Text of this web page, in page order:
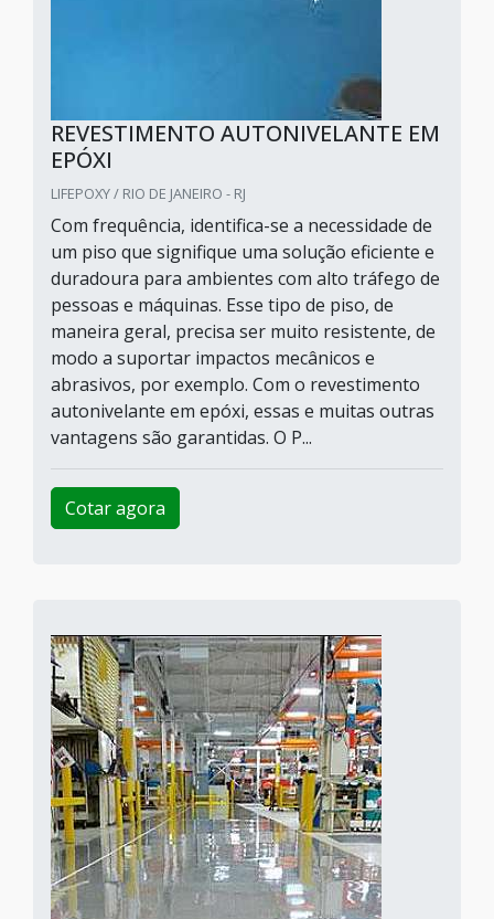
REVESTIMENTO AUTONIVELANTE EM
EPÓXI
LIFEPOXY / RIO DE JANEIRO - RJ
Com frequência, identifica-se a necessidade de
um piso que signifique uma solução eficiente e
duradoura para ambientes com alto tráfego de
pessoas e máquinas. Esse tipo de piso, de
maneira geral, precisa ser muito resistente, de
modo a suportar impactos mecânicos e
abrasivos, por exemplo. Com o revestimento
autonivelante em epóxi, essas e muitas outras
vantagens são garantidas. O P...
Cotar agora